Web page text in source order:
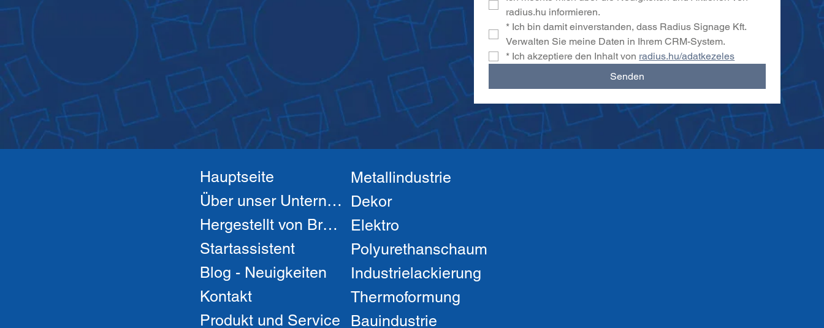
radius.hu informieren.
* Ich bin damit einverstanden, dass Radius Signage Kft.
Verwalten Sie meine Daten in Ihrem CRM-System.
* Ich akzeptiere den Inhalt von radius.hu/adatkezeles
Senden
Hauptseite
Über unser Unternehmen
Hergestellt von Brandek
Startassistent
Blog - Neuigkeiten
Kontakt
Produkt und Service
Metallindustrie
Dekor
Elektro
Polyurethanschaum
Industrielackierung
Thermoformung
Bauindustrie